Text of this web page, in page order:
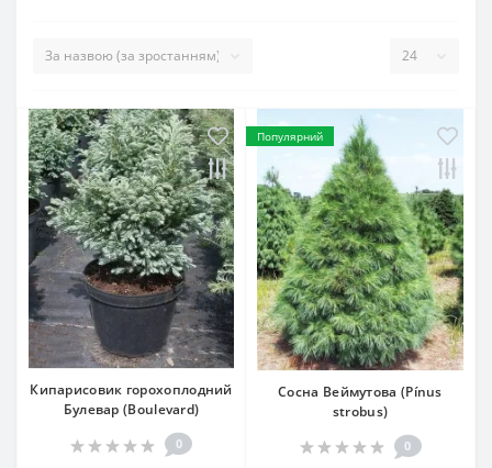
Кипарисовик горохоплодний
Булевар (Boulevard)
0
Популярний
Сосна Веймутова (Pínus
strobus)
0